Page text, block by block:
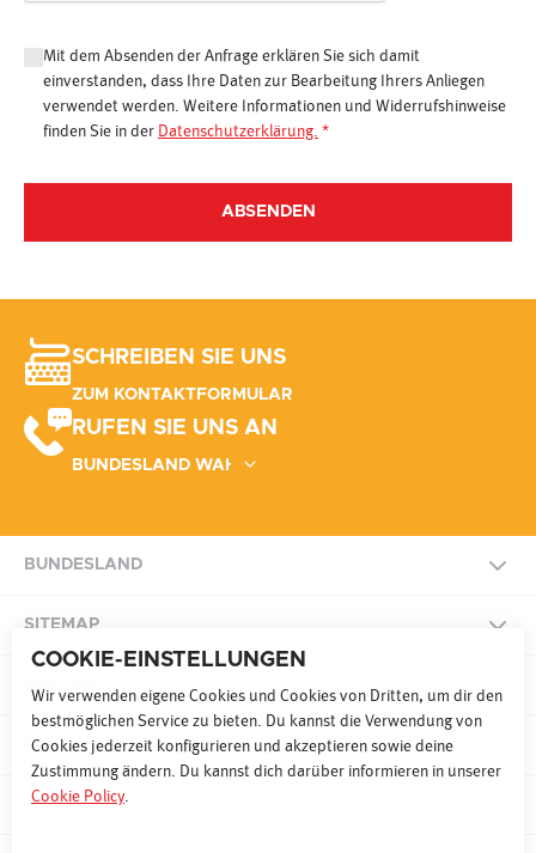
Mit dem Absenden der Anfrage erklären Sie sich damit
einverstanden, dass Ihre Daten zur Bearbeitung Ihrers Anliegen
verwendet werden. Weitere Informationen und Widerrufshinweise
finden Sie in der Datenschutzerklärung. *
ABSENDEN
COOKIE-EINSTELLUNGEN
Wir verwenden eigene Cookies und Cookies von Dritten, um dir den
bestmöglichen Service zu bieten. Du kannst die Verwendung von
Cookies jederzeit konfigurieren und akzeptieren sowie deine
Zustimmung ändern. Du kannst dich darüber informieren in unserer
Cookie Policy.
SCHREIBEN SIE UNS
ZUM KONTAKTFORMULAR
RUFEN SIE UNS AN
BUNDESLAND
NATIONAL
KÄRNTEN
NIEDERÖSTERREICH
SITEMAP
SITEMAP
RADIO FERNSEHEN ONLINE
COOKIE PRÄFERENZEN
IMPRESSUM